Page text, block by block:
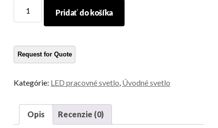
LED
pracovné
množstvo
Pridať do košíka
Kategórie: LED pracovné svetlo Úvodné svetlo
Opis Recenzie (0)